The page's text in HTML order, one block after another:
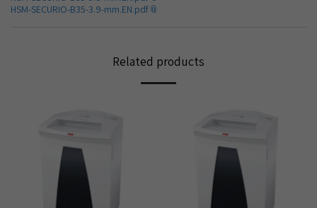
HSM-SECURIO-B35-3.9-mm.EN.pdf
Related products